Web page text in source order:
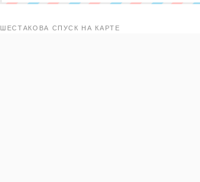
ШЕСТАКОВА СПУСК НА КАРТЕ